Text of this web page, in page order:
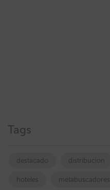
Tags
destacado distribucion
hoteles metabuscadores